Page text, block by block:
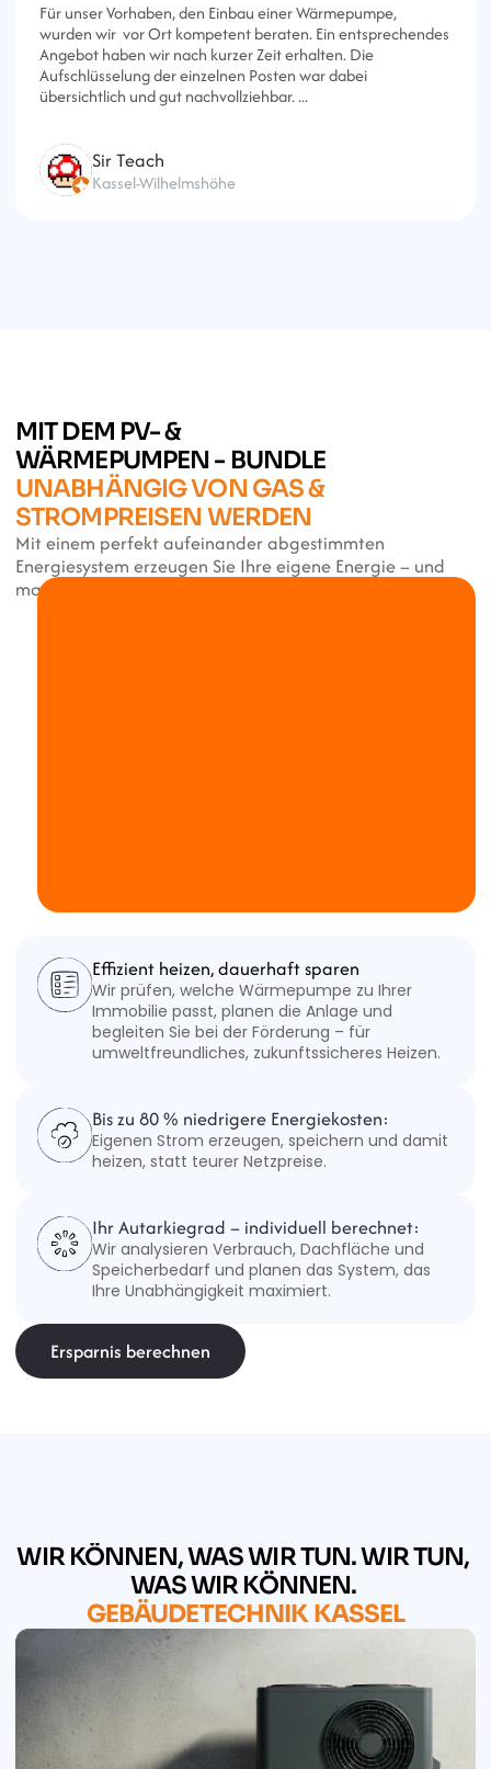
Für unser Vorhaben, den Einbau einer Wärmepumpe,
wurden wir  vor Ort kompetent beraten. Ein entsprechendes
Angebot haben wir nach kurzer Zeit erhalten. Die
Aufschlüsselung der einzelnen Posten war dabei
übersichtlich und gut nachvollziehbar. ...
Sir Teach
Kassel-Wilhelmshöhe
MIT DEM PV- &
WÄRMEPUMPEN - BUNDLE
UNABHÄNGIG VON GAS &
STROMPREISEN WERDEN
Mit einem perfekt aufeinander abgestimmten
Energiesystem erzeugen Sie Ihre eigene Energie – und
machen sich langfristig unabhängig.
Effizient heizen, dauerhaft sparen
Wir prüfen, welche Wärmepumpe zu Ihrer
Immobilie passt, planen die Anlage und
begleiten Sie bei der Förderung – für
umweltfreundliches, zukunftssicheres Heizen.
Bis zu 80 % niedrigere Energiekosten:
Eigenen Strom erzeugen, speichern und damit
heizen, statt teurer Netzpreise.
Ihr Autarkiegrad – individuell berechnet:
Wir analysieren Verbrauch, Dachfläche und
Speicherbedarf und planen das System, das
Ihre Unabhängigkeit maximiert.
Ersparnis berechnen
WIR KÖNNEN, WAS WIR TUN. WIR TUN,
WAS WIR KÖNNEN.
GEBÄUDETECHNIK KASSEL